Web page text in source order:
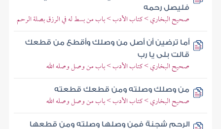
فليصل رحمه
صحيح البخاري > كتاب الأدب > باب من بسط له في الرزق بصلة الرحم
أما ترضين أن أصل من وصلك وأقطع من قطعك
قالت بلى يا رب
صحيح البخاري > كتاب الأدب > باب من وصل وصله الله
من وصلك وصلته ومن قطعك قطعته
صحيح البخاري > كتاب الأدب > باب من وصل وصله الله
الرحم شجنة فمن وصلها وصلته ومن قطعها